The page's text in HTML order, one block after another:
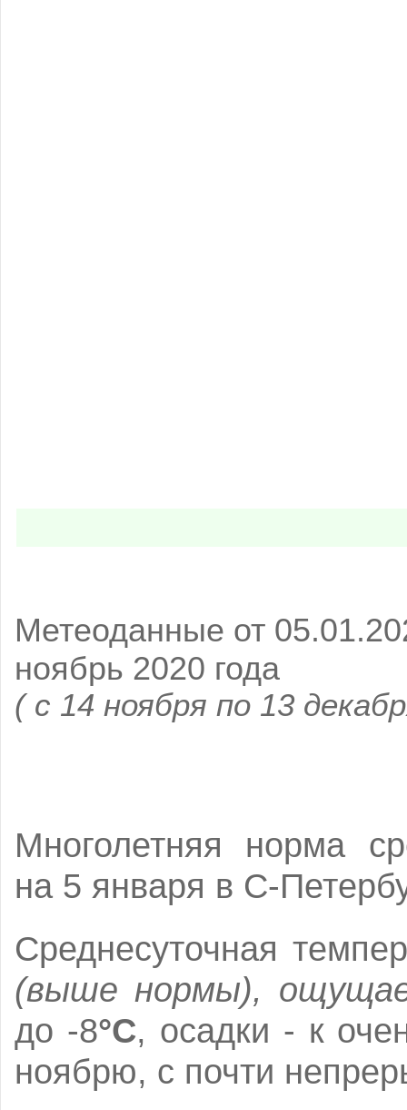
Метеоданные от
ноябрь 2020 года
( с 14 ноября по 13
Многолетняя норма
на 5 января в С-
Среднесуточная
(выше нормы),
до -8°C, осадки - к
ноябрю, с почти